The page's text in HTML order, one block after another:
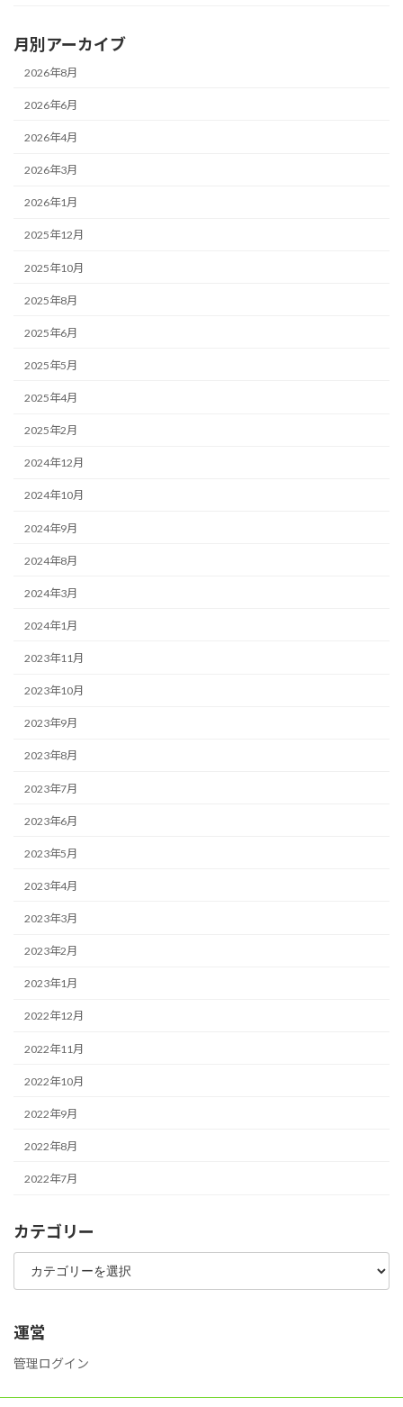
月別アーカイブ
2026年8月
2026年6月
2026年4月
2026年3月
2026年1月
2025年12月
2025年10月
2025年8月
2025年6月
2025年5月
2025年4月
2025年2月
2024年12月
2024年10月
2024年9月
2024年8月
2024年3月
2024年1月
2023年11月
2023年10月
2023年9月
2023年8月
2023年7月
2023年6月
2023年5月
2023年4月
2023年3月
2023年2月
2023年1月
2022年12月
2022年11月
2022年10月
2022年9月
2022年8月
2022年7月
カテゴリー
カ
ゴ
ー
運営
管理ログイン